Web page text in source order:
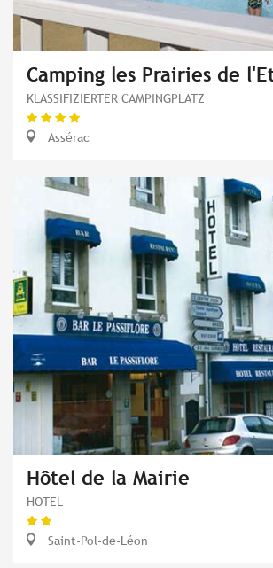
Camping les Prairies de
KLASSIFIZIERTER CAMPINGPLATZ
Assérac
Hôtel de la Mairie
HOTEL
Saint-Pol-de-Léon